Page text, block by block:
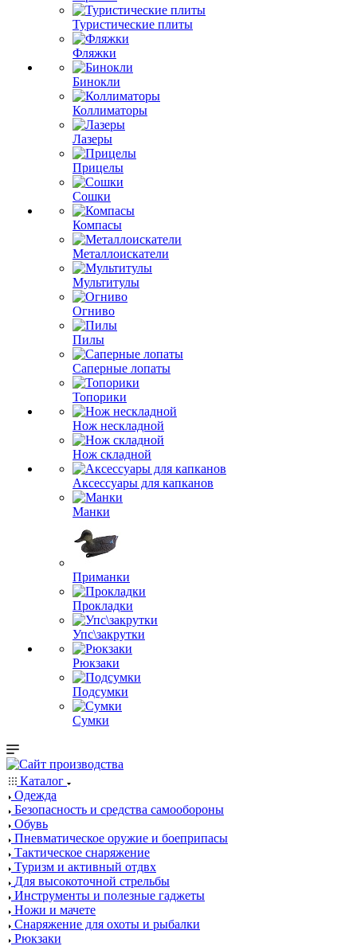
Туристические плиты
Фляжки
Бинокли
Коллиматоры
Лазеры
Прицелы
Сошки
Компасы
Металлоискатели
Мультитулы
Огниво
Пилы
Саперные лопаты
Топорики
Нож нескладной
Нож складной
Аксессуары для капканов
Манки
Приманки
Прокладки
Упс\закрутки
Рюкзаки
Подсумки
Сумки
Каталог
Одежда
Безопасность и средства самообороны
Обувь
Пневматическое оружие и боеприпасы
Тактическое снаряжение
Туризм и активный отдвх
Для высокоточной стрельбы
Инструменты и полезные гаджеты
Ножи и мачете
Снаряжение для охоты и рыбалки
Рюкзаки